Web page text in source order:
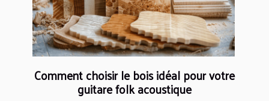
Comment choisir le bois idéal pour votre
guitare folk acoustique